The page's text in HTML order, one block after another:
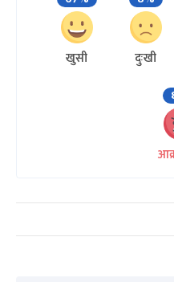
खुसी दुःखी